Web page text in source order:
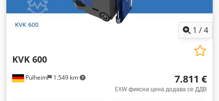
1 /4
Pulheim 1.549 km
KVK 600
7.811 €
EXW фиксна цена додава се ДДВ